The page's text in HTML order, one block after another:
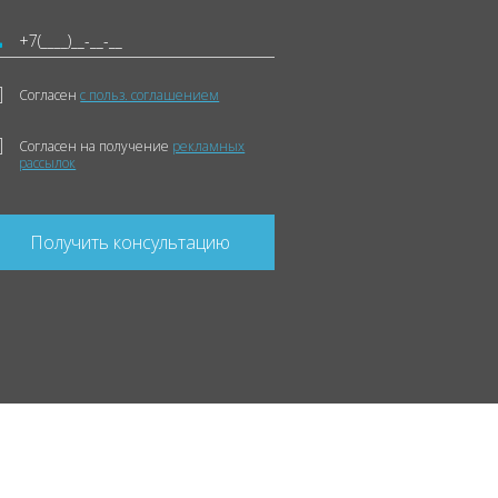
Согласенс польз. соглашением
Согласен на получение рекламных
рассылок
Получить консультацию